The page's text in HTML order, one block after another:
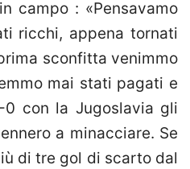
campo : «Pensavamo
ricchi, appena tornati
sconfitta venimmo
mai stati pagati e
0 con la Jugoslavia gli
a minacciare. Se
di tre gol di scarto dal